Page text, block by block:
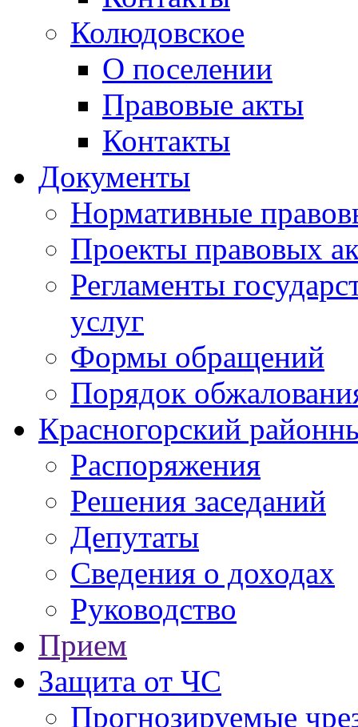
Колюдовское
О поселении
Правовые акты
Контакты
Документы
Нормативные
Проекты правовых
Регламенты
услуг
Формы обращений
Порядок
Красногорский
Распоряжения
Решения заседаний
Депутаты
Сведения о доходах
Руководство
Прием
Защита от ЧС
Прогнозируемые